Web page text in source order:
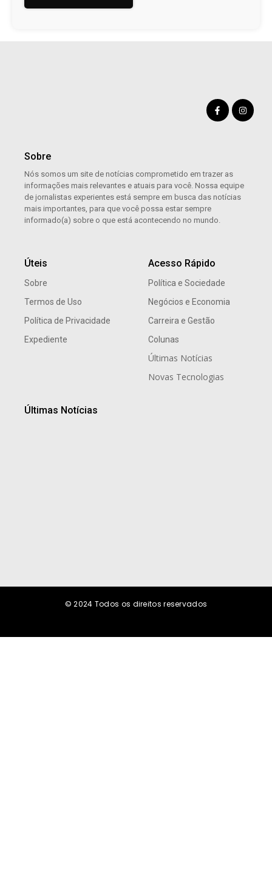
Sobre
Nós somos um site de notícias comprometido em trazer as
informações mais relevantes e atuais para você. Nossa equipe
de jornalistas experientes está sempre em busca das notícias
mais importantes, para que você possa estar sempre
informado(a) sobre o que está acontecendo no mundo.
Úteis
Sobre
Termos de Uso
Política de Privacidade
Expediente
Acesso Rápido
Política e Sociedade
Negócios e Economia
Carreira e Gestão
Colunas
Últimas Notícias
Novas Tecnologias
Últimas Notícias
© 2024 Todos os direitos reservados